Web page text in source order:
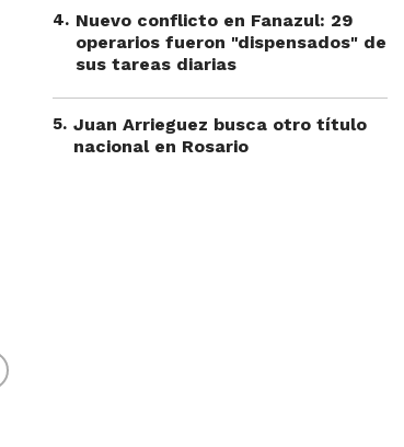
4. Nuevo conflicto en Fanazul: 29
operarios fueron "dispensados" de
sus tareas diarias
5. Juan Arrieguez busca otro título
nacional en Rosario